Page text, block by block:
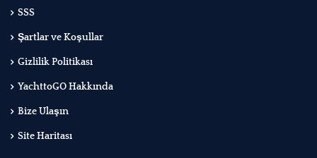
SSS
Şartlar ve Koşullar
Gizlilik Politikası
YachttoGO Hakkında
Bize Ulaşın
Site Haritası